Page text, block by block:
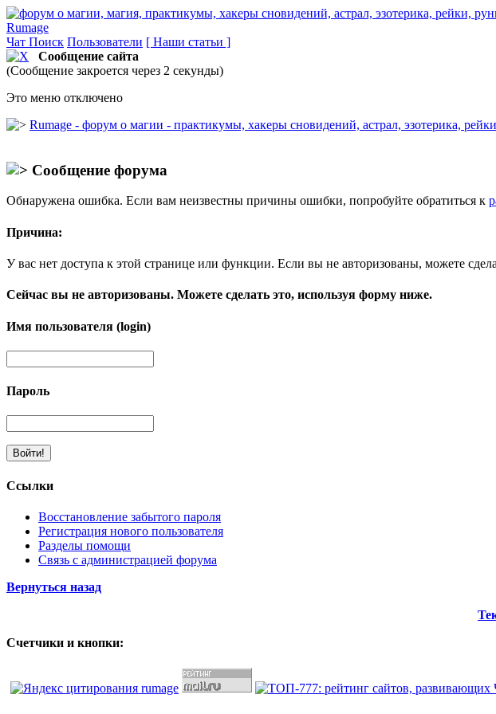
Rumage
Чат Поиск Пользователи [ Наши статьи ]
Сообщение сайта
(Сообщение закроется через 2 секунды)
Это меню отключено
Rumage - форум о магии - практикумы, хакеры сновидений, астрал, эзотерика,
Сообщение форума
Обнаружена ошибка. Если вам неизвестны причины ошибки, попробуйте обратиться к
Причина:
У вас нет доступа к этой странице или функции. Если вы не авторизованы, можете
Сейчас вы не авторизованы. Можете сделать это, используя форму ниже.
Имя пользователя (login)
Пароль
Ссылки
Восстановление забытого пароля
Регистрация нового пользователя
Разделы помощи
Связь с администрацией форума
Вернуться назад
Счетчики и кнопки: